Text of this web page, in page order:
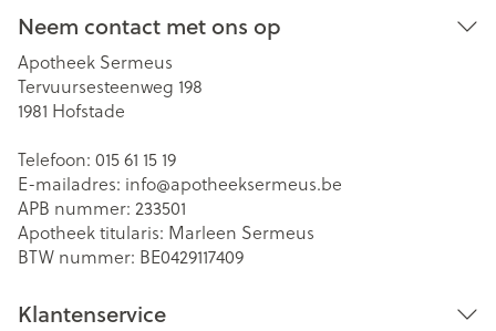
Neem contact met ons op
Apotheek Sermeus
Tervuursesteenweg 198
1981 Hofstade
Telefoon: 015 61 15 19
E-mailadres: info@apotheeksermeus.be
APB nummer: 233501
Apotheek titularis: Marleen Sermeus
BTW nummer: BE0429117409
Klantenservice